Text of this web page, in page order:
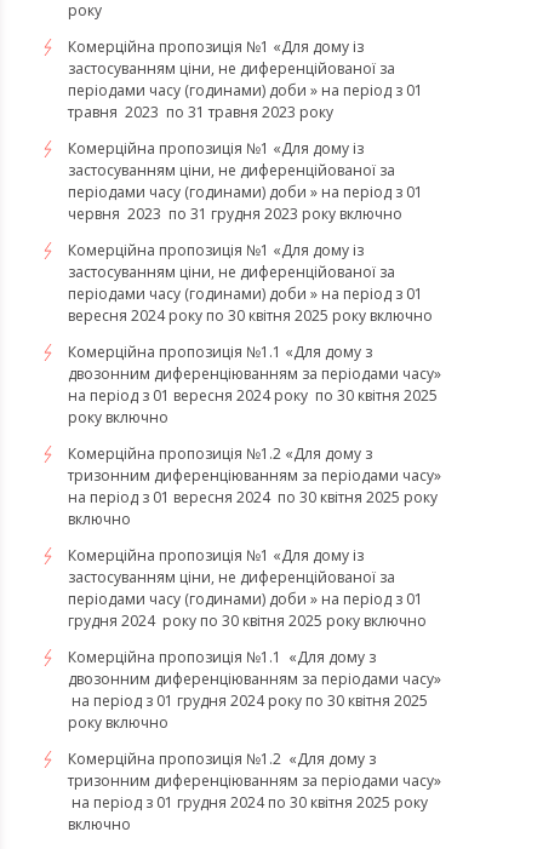
року
Комерційна пропозиція №1 «Для дому із
застосуванням ціни, не диференційованої за
періодами часу (годинами) доби » на період з 01
травня 2023 по 31 травня 2023 року
Комерційна пропозиція №1 «Для дому із
застосуванням ціни, не диференційованої за
періодами часу (годинами) доби » на період з 01
червня 2023 по 31 грудня 2023 року включно
Комерційна пропозиція №1 «Для дому із
застосуванням ціни, не диференційованої за
періодами часу (годинами) доби » на період з 01
вересня 2024 року по 30 квітня 2025 року включно
Комерційна пропозиція №1.1 «Для дому з
двозонним диференціюванням за періодами часу»
на період з 01 вересня 2024 року по 30 квітня 2025
року включно
Комерційна пропозиція №1.2 «Для дому з
тризонним диференціюванням за періодами часу»
на період з 01 вересня 2024 по 30 квітня 2025 року
включно
Комерційна пропозиція №1 «Для дому із
застосуванням ціни, не диференційованої за
періодами часу (годинами) доби » на період з 01
грудня 2024 року по 30 квітня 2025 року включно
Комерційна пропозиція №1.1 «Для дому з
двозонним диференціюванням за періодами часу»
на період з 01 грудня 2024 року по 30 квітня 2025
року включно
Комерційна пропозиція №1.2 «Для дому з
тризонним диференціюванням за періодами часу»
на період з 01 грудня 2024 по 30 квітня 2025 року
включно